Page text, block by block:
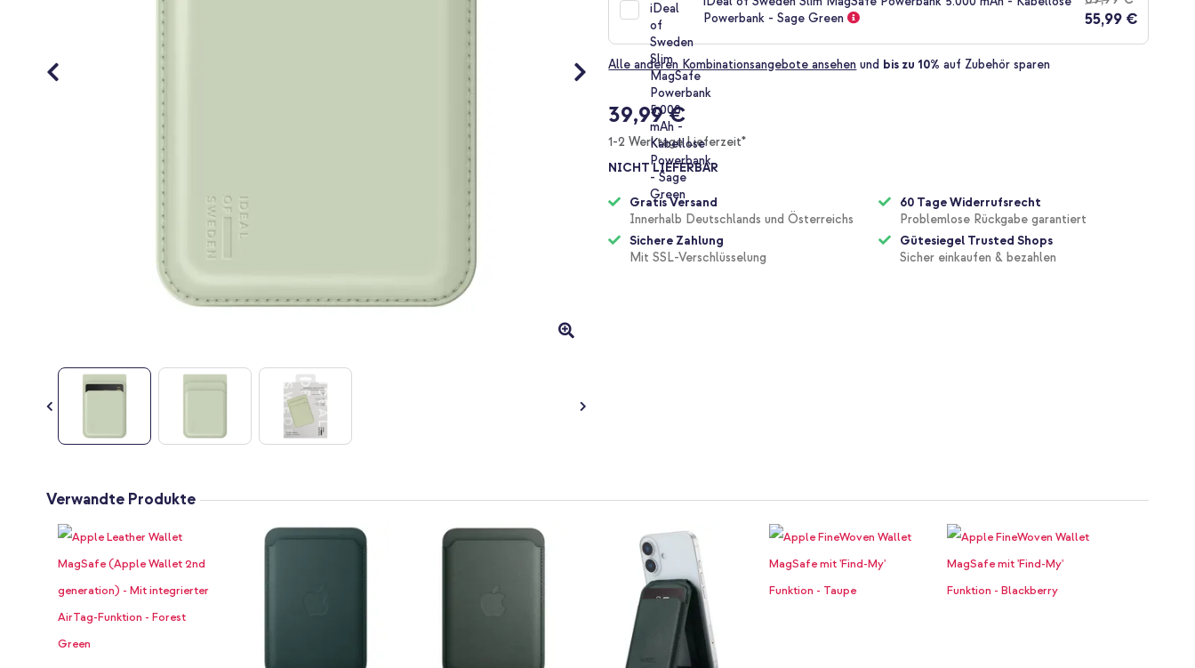
Anfang
der
Bildgalerie
springen
Powerbank - Sage Green
55,99 €
Alle anderen Kombinationsangebote ansehen und bis zu 10% auf Zubehör sparen
39,99 €
1-2 Werktage Lieferzeit*
NICHT LIEFERBAR
Gratis Versand
Innerhalb Deutschlands und Österreichs
Sichere Zahlung
Mit SSL-Verschlüsselung
60 Tage Widerrufsrecht
Problemlose Rückgabe garantiert
Gütesiegel Trusted Shops
Sicher einkaufen & bezahlen
Verwandte Produkte